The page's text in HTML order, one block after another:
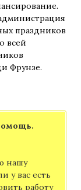
праздников
всей
Фрунзе.
нашу
у вас есть
работу